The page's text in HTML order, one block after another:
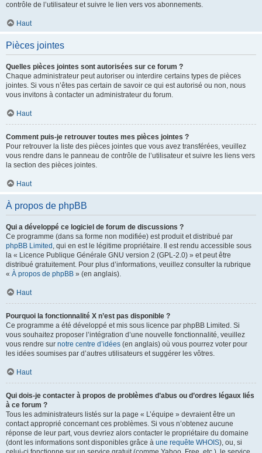
contrôle de l’utilisateur et suivre le lien vers vos abonnements.
Haut
Pièces jointes
Quelles pièces jointes sont autorisées sur ce forum ?
Chaque administrateur peut autoriser ou interdire certains types de pièces
jointes. Si vous n’êtes pas certain de savoir ce qui est autorisé ou non, nous
vous invitons à contacter un administrateur du forum.
Haut
Comment puis-je retrouver toutes mes pièces jointes ?
Pour retrouver la liste des pièces jointes que vous avez transférées, veuillez
vous rendre dans le panneau de contrôle de l’utilisateur et suivre les liens vers
la section des pièces jointes.
Haut
À propos de phpBB
Qui a développé ce logiciel de forum de discussions ?
Ce programme (dans sa forme non modifiée) est produit et distribué par
phpBB Limited , qui en est le légitime propriétaire. Il est rendu accessible sous
la « Licence Publique Générale GNU version 2 (GPL-2.0) » et peut être
distribué gratuitement. Pour plus d’informations, veuillez consulter la rubrique
« À propos de phpBB » (en anglais).
Haut
Pourquoi la fonctionnalité X n’est pas disponible ?
Ce programme a été développé et mis sous licence par phpBB Limited. Si
vous souhaitez proposer l’intégration d’une nouvelle fonctionnalité, veuillez
vous rendre sur notre centre d’idées (en anglais) où vous pourrez voter pour
les idées soumises par d’autres utilisateurs et suggérer les vôtres.
Haut
Qui dois-je contacter à propos de problèmes d’abus ou d’ordres légaux liés
à ce forum ?
Tous les administrateurs listés sur la page « L’équipe » devraient être un
contact approprié concernant ces problèmes. Si vous n’obtenez aucune
réponse de leur part, vous devriez alors contacter le propriétaire du domaine
(dont les informations sont disponibles grâce à une requête WHOIS), ou, si